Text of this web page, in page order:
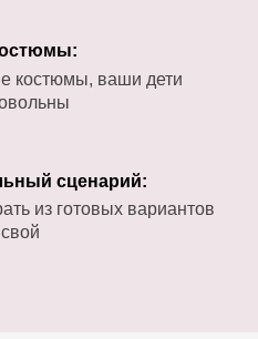
костюмы, ваши дети
сценарий:
из готовых вариантов